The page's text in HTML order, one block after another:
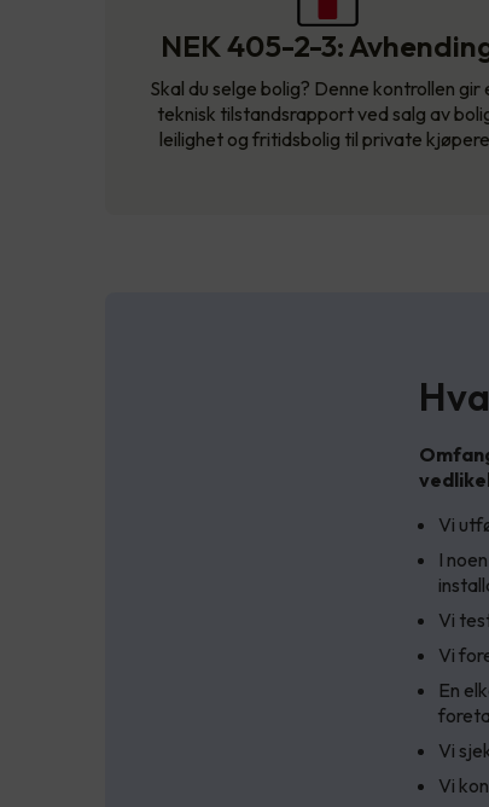
NEK 405-2-3:
Skal du selge bolig? Denne kontrollen gir
teknisk tilstandsrapport ved salg av
leilighet og fritidsbolig til private
Vi
I
Vi
Vi
En
Vi
Vi